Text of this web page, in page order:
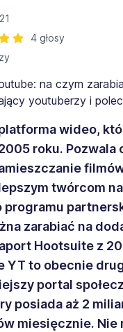
4 głosy
wideo,
roku. Pozwala
twórcom
programu
zarabiać na
Hootsuite z
YT to obecnie
portal
posiada aż 2
miesięcznie. Nie